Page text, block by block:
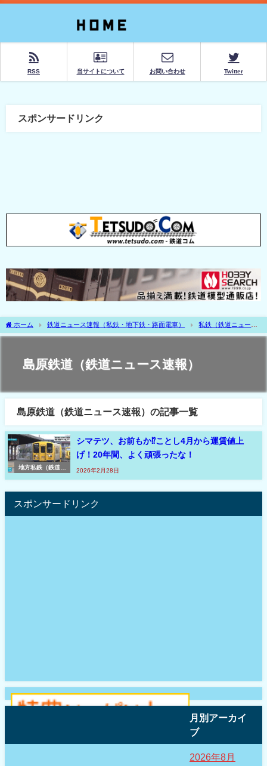
RSS 当サイトについて お問い合わせ Twitter
スポンサードリンク
ホーム 鉄道ニュース速報（私鉄・地下鉄・路面電車）
私鉄（鉄道ニュース
速報）
地方私鉄（鉄道ニュース速報） 島原鉄道（鉄道ニュース速報）
島原鉄道（鉄道ニュース速報）
島原鉄道（鉄道ニュース速報）の記事一覧
地方私鉄（鉄道ニ
シマテツ、お前もか⁉ことし4月から運賃値上
げ！20年間、よく頑張ったな！
2026年2月28日
スポンサードリンク
月別アーカイ
ブ
2026年8月